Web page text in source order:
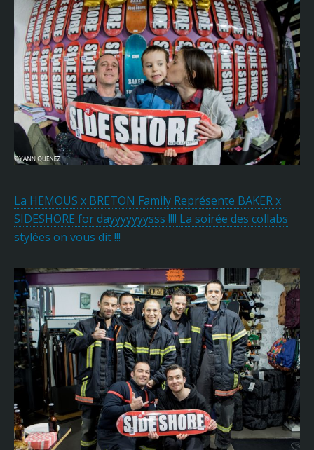
La HEMOUS x BRETON Family Représente BAKER x
SIDESHORE for dayyyyyyysss !!!! La soirée des collabs
stylées on vous dit !!!